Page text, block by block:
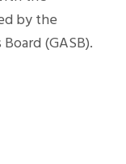
by the
(GASB).